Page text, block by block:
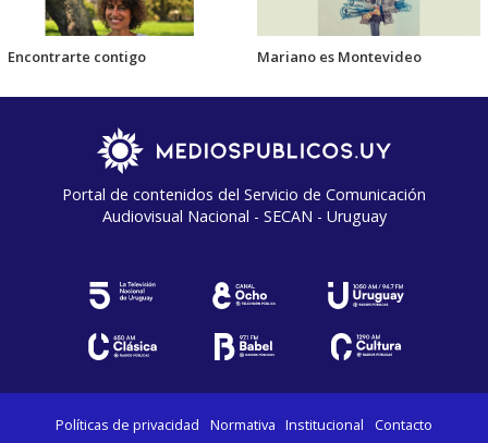
Encontrarte contigo Mariano es Montevideo
Portal de contenidos del Servicio de Comunicación
Audiovisual Nacional - SECAN - Uruguay
Políticas de privacidad Normativa Institucional Contacto